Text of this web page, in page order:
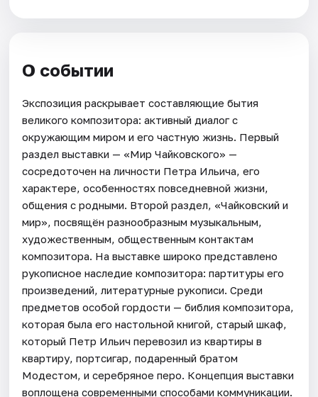
О событии
Экспозиция раскрывает составляющие бытия
великого композитора: активный диалог с
окружающим миром и его частную жизнь. Первый
раздел выставки — «Мир Чайковского» —
сосредоточен на личности Петра Ильича, его
характере, особенностях повседневной жизни,
общения с родными. Второй раздел, «Чайковский и
мир», посвящён разнообразным музыкальным,
художественным, общественным контактам
композитора. На выставке широко представлено
рукописное наследие композитора: партитуры его
произведений, литературные рукописи. Среди
предметов особой гордости — библия композитора,
которая была его настольной книгой, старый шкаф,
который Петр Ильич перевозил из квартиры в
квартиру, портсигар, подаренный братом
Модестом, и серебряное перо. Концепция выставки
воплощена современными способами коммуникации.